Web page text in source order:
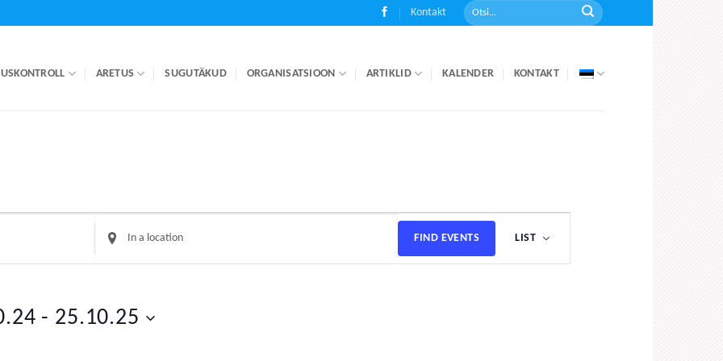
Kontakt
ARETUS SUGUTÄKUD ORGANISATSIOON ARTIKLID KALENDER KONTAKT
Enter
Location.
Events
FIND EVENTS LIST
- 25.10.25